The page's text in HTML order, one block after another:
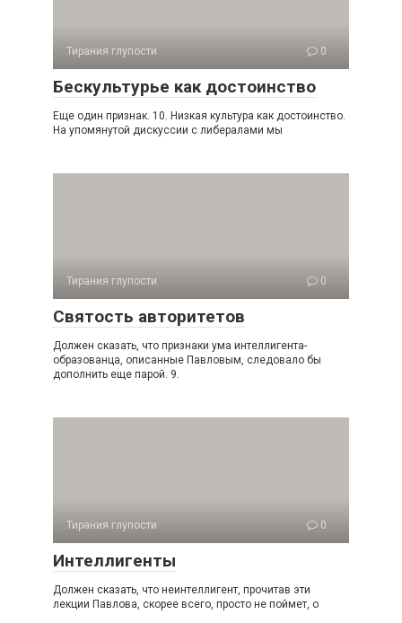
Тирания глупости 0
Бескультурье как достоинство
Еще один признак. 10. Низкая культура как достоинство.
На упомянутой дискус­сии с либералами мы
Тирания глупости 0
Святость авторитетов
Должен сказать, что признаки ума интеллигента-
образованца, описанные Павловым, следовало бы
дополнить еще парой. 9.
Тирания глупости 0
Интеллигенты
Должен сказать, что неинтеллигент, прочитав эти
лекции Пав­лова, скорее всего, просто не поймет, о